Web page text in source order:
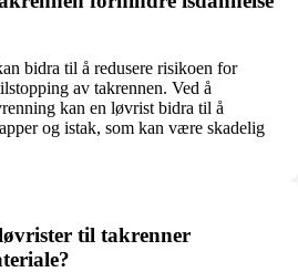
bidra til å redusere risikoen for
av takrennen. Ved å
kan en løvrist bidra til å
og istak, som kan være skadelig
til takrenner